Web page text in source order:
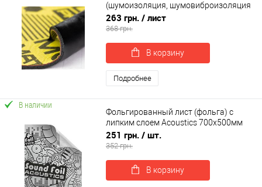
(шумоизоляция, шумовиброизоляция
автомобиля) SoundProOFF MULTIMAT
PRO 50*37см (sp-0026)
263 грн. / лист
368 грн.
В корзину
Подробнее
В наличии
Фольгированный лист (фольга) с
липким слоем Acoustics 700х500мм
200 микрон (SoundFoil)
251 грн. / шт.
352 грн.
В корзину